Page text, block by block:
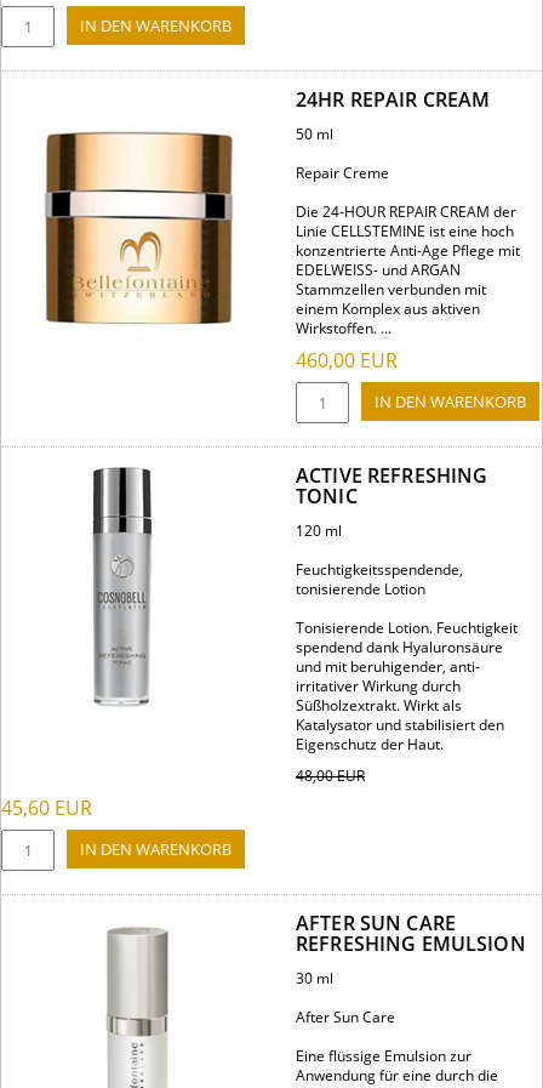
24HR REPAIR CREAM
50 ml
Repair Creme
Die 24-HOUR REPAIR CREAM der
Linie CELLSTEMINE ist eine hoch
konzentrierte Anti-Age Pflege mit
EDELWEISS- und ARGAN
Stammzellen verbunden mit
einem Komplex aus aktiven
Wirkstoffen. ...
460,00 EUR
ACTIVE REFRESHING
TONIC
120 ml
Feuchtigkeitsspendende,
tonisierende Lotion
Tonisierende Lotion. Feuchtigkeit
spendend dank Hyaluronsäure
und mit beruhigender, anti-
irritativer Wirkung durch
Süßholzextrakt. Wirkt als
Katalysator und stabilisiert den
Eigenschutz der Haut.
48,00EUR
45,60 EUR
AFTER SUN CARE
REFRESHING EMULSION
30 ml
After Sun Care
Eine flüssige Emulsion zur
Anwendung für eine durch die